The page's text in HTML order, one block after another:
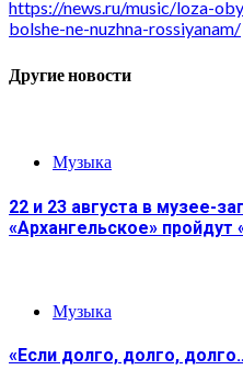
https://news.ru/music/loza-
bolshe-ne-nuzhna-rossiyanam/
Другие новости
Музыка
22 и 23 августа в музее-
«Архангельское»
Музыка
«Если долго, долго,